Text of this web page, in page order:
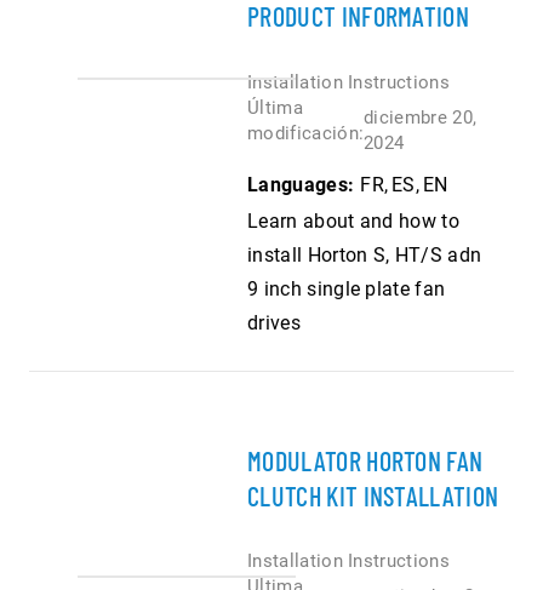
PRODUCT INFORMATION
Installation Instructions
Última
modificación:
diciembre 20,
2024
Languages: FR ES EN
Learn about and how to
install Horton S, HT/S adn
9 inch single plate fan
drives
MODULATOR HORTON FAN
CLUTCH KIT INSTALLATION
Installation Instructions